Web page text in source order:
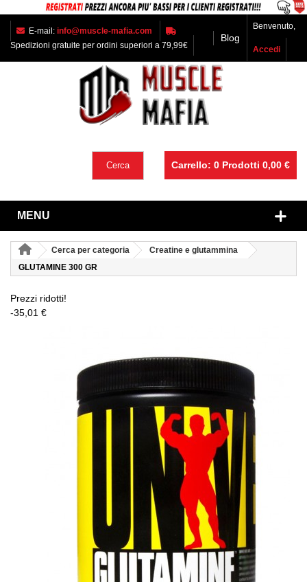
E-mail: info@muscle-mafia.com
Spedizioni gratuite per ordini superiori a 79,99€
Blog
Benvenuto,
Accedi
Carrello: 0 Prodotti 0,00 €
Cerca
MENU
Cerca per categoria
Creatine e glutammina
GLUTAMINE 300 GR
Prezzi ridotti!
-35,01 €